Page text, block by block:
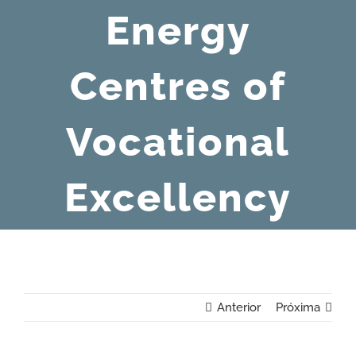
Energy
Centres of
Vocational
Excellency
Anterior Próxima